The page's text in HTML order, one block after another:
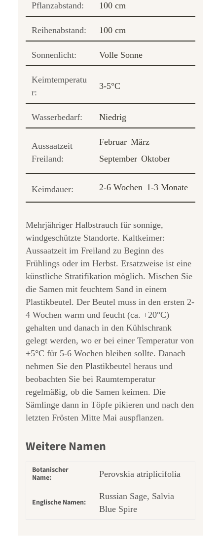
Pflanzabstand: 100 cm
Reihenabstand: 100 cm
Sonnenlicht: Volle Sonne
Keimtemperatu
r:
3-5°C
Wasserbedarf: Niedrig
Aussaatzeit
Freiland:
Februar März
September Oktober
Keimdauer: 2-6 Wochen 1-3 Monate
Mehrjähriger Halbstrauch für sonnige,
windgeschützte Standorte. Kaltkeimer:
Aussaatzeit im Freiland zu Beginn des
Frühlings oder im Herbst. Ersatzweise ist eine
künstliche Stratifikation möglich. Mischen Sie
die Samen mit feuchtem Sand in einem
Plastikbeutel. Der Beutel muss in den ersten 2-
4 Wochen warm und feucht (ca. +20°C)
gehalten und danach in den Kühlschrank
gelegt werden, wo er bei einer Temperatur von
+5°C für 5-6 Wochen bleiben sollte. Danach
nehmen Sie den Plastikbeutel heraus und
beobachten Sie bei Raumtemperatur
regelmäßig, ob die Samen keimen. Die
Sämlinge dann in Töpfe pikieren und nach den
letzten Frösten Mitte Mai auspflanzen.
Weitere Namen
Botanischer
Name:
Perovskia atriplicifolia
Englische Namen:
Russian Sage, Salvia
Blue Spire